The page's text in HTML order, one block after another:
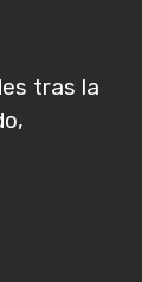
tras la